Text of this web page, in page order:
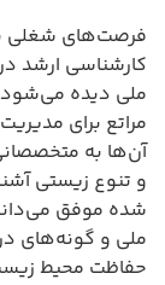
فرصت‌های شغلی
کارشناسی ارشد
ملی دیده
مراتع برای
آن‌ها به
و تنوع زیستی
شده موفق می‌داند
ملی و گونه‌های
حفاظت محیط